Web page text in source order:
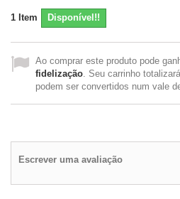
1 Item Disponível!!
Ao comprar este produto pode
fidelização. Seu carrinho totalizará
podem ser convertidos num vale
Escrever uma avaliação